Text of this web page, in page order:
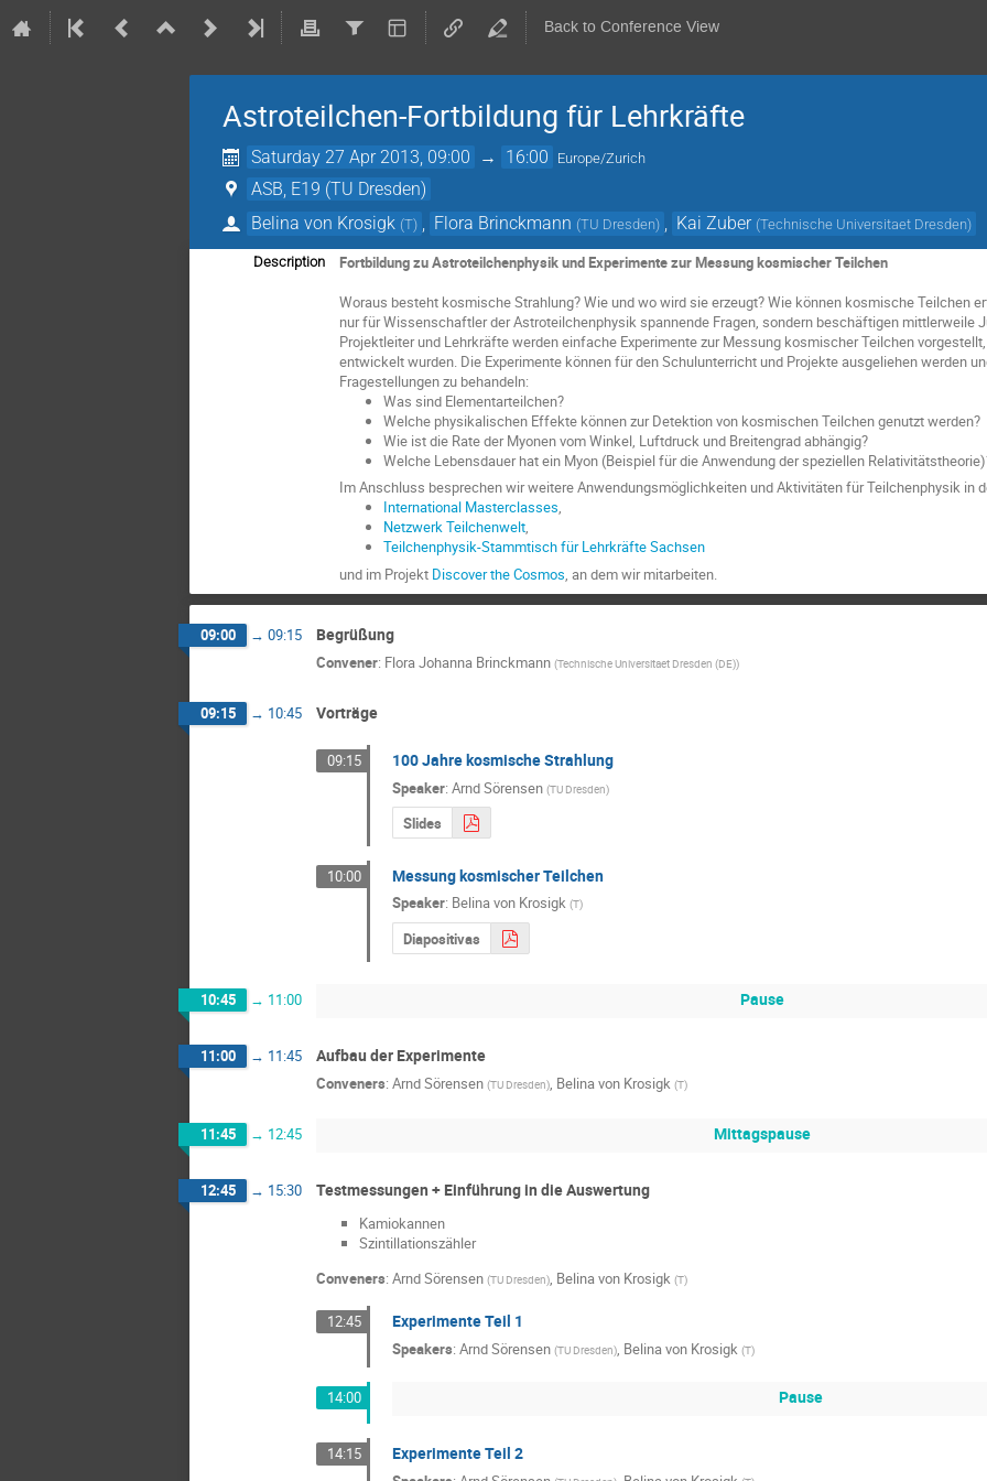
Back to Conference View
Astroteilchen-Fortbildung für Lehrkräfte
Saturday 27 Apr 2013, 09:00 → 16:00 Europe/Zurich
ASB, E19 (TU Dresden)
Belina von Krosigk (T) Flora Brinckmann (TU Dresden) Kai Zuber (Technische Universitaet Dresden)
Description
Fortbildung zu Astroteilchenphysik und Experimente zur Messung kosmischer Teilchen
Woraus besteht kosmische Strahlung? Wie und wo wird sie erzeugt? Wie können kosmische Teilchen
nur für Wissenschaftler der Astroteilchenphysik spannende Fragen, sondern beschäftigen mittlerweile
Projektleiter und Lehrkräfte werden einfache Experimente zur Messung kosmischer Teilchen
entwickelt wurden. Die Experimente können für den Schulunterricht und Projekte ausgeliehen werden
Fragestellungen zu behandeln:
Was sind Elementarteilchen?
Welche physikalischen Effekte können zur Detektion von kosmischen Teilchen genutzt werden?
Wie ist die Rate der Myonen vom Winkel, Luftdruck und Breitengrad abhängig?
Welche Lebensdauer hat ein Myon (Beispiel für die Anwendung der speziellen
Im Anschluss besprechen wir weitere Anwendungsmöglichkeiten und Aktivitäten für Teilchenphysik in
International Masterclasses,
Netzwerk Teilchenwelt,
Teilchenphysik-Stammtisch für Lehrkräfte Sachsen
und im Projekt Discover the Cosmos, an dem wir mitarbeiten.
09:00 → 09:15 Begrüßung
Convener: Flora Johanna Brinckmann (Technische Universitaet Dresden (DE))
09:15 → 10:45 Vorträge
09:15 100 Jahre kosmische Strahlung
Speaker: Arnd Sörensen (TU Dresden)
Slides
10:00 Messung kosmischer Teilchen
Speaker: Belina von Krosigk (T)
Diapositivas
10:45 → 11:00 Pause
11:00 → 11:45 Aufbau der Experimente
Conveners: Arnd Sörensen (TU Dresden), Belina von Krosigk (T)
11:45 → 12:45 Mittagspause
12:45 → 15:30 Testmessungen + Einführung in die Auswertung
Kamiokannen
Szintillationszähler
Conveners: Arnd Sörensen (TU Dresden), Belina von Krosigk (T)
12:45 Experimente Teil 1
Speakers: Arnd Sörensen (TU Dresden), Belina von Krosigk (T)
14:00 Pause
14:15 Experimente Teil 2